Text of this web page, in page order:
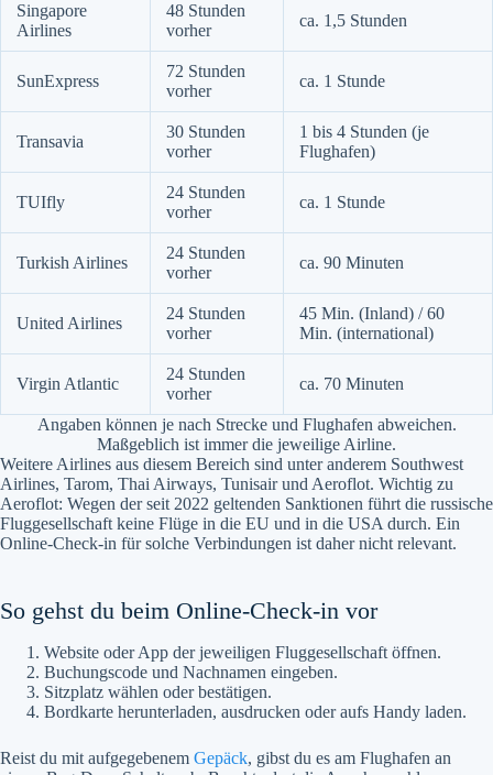
Singapore
Airlines
48 Stunden
vorher
ca. 1,5 Stunden
SunExpress
72 Stunden
vorher
ca. 1 Stunde
Transavia
30 Stunden
vorher
1 bis 4 Stunden (je
Flughafen)
TUIfly
24 Stunden
vorher
ca. 1 Stunde
Turkish Airlines
24 Stunden
vorher
ca. 90 Minuten
United Airlines
24 Stunden
vorher
45 Min. (Inland) / 60
Min. (international)
Virgin Atlantic
24 Stunden
vorher
ca. 70 Minuten
Angaben können je nach Strecke und Flughafen abweichen.
Maßgeblich ist immer die jeweilige Airline.
Weitere Airlines aus diesem Bereich sind unter anderem Southwest
Airlines, Tarom, Thai Airways, Tunisair und Aeroflot. Wichtig zu
Aeroflot: Wegen der seit 2022 geltenden Sanktionen führt die russische
Fluggesellschaft keine Flüge in die EU und in die USA durch. Ein
Online-Check-in für solche Verbindungen ist daher nicht relevant.
So gehst du beim Online-Check-in vor
Website oder App der jeweiligen Fluggesellschaft öffnen.
Buchungscode und Nachnamen eingeben.
Sitzplatz wählen oder bestätigen.
Bordkarte herunterladen, ausdrucken oder aufs Handy laden.
Reist du mit aufgegebenem Gepäck, gibst du es am Flughafen an